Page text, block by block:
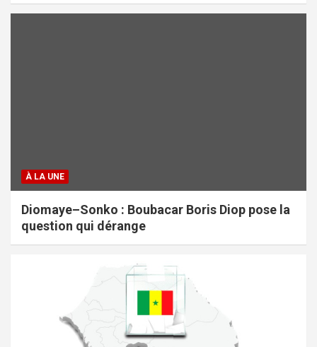
À LA UNE
Diomaye–Sonko : Boubacar Boris Diop pose la
question qui dérange